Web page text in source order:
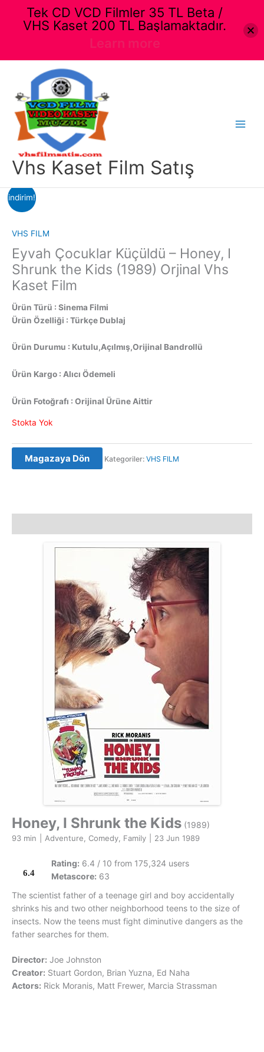
Vhs Kaset Film Satış
indirim!
VHS FILM
Eyvah Çocuklar Küçüldü – Honey, I
Shrunk the Kids (1989) Orjinal Vhs
Kaset Film
Ürün Türü : Sinema Filmi
Ürün Özelliği : Türkçe Dublaj
Ürün Durumu : Kutulu,Açılmış,Orijinal Bandrollü
Ürün Kargo : Alıcı Ödemeli
Ürün Fotoğrafı : Orijinal Ürüne Aittir
Stokta Yok
Magazaya Dön Kategoriler: VHS FILM
Honey, I Shrunk the Kids (1989)
93 min Adventure, Comedy, Family 23 Jun 1989
6.4
Rating: 6.4 / 10 from 175,324 users
Metascore: 63
The scientist father of a teenage girl and boy accidentally
shrinks his and two other neighborhood teens to the size of
insects. Now the teens must fight diminutive dangers as the
father searches for them.
Director: Joe Johnston
Creator: Stuart Gordon, Brian Yuzna, Ed Naha
Actors: Rick Moranis, Matt Frewer, Marcia Strassman
Tek CD VCD Filmler 35 TL Beta /
VHS Kaset 200 TL Başlamaktadır.
Learn more